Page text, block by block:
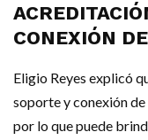
CONEXIÓN
Eligio Reyes explicó
soporte y conexión de
por lo que puede